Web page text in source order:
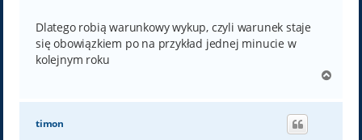
t
Dlatego robią warunkowy wykup, czyli warunek staje
się obowiązkiem po na przykład jednej minucie w
kolejnym roku
g
timon